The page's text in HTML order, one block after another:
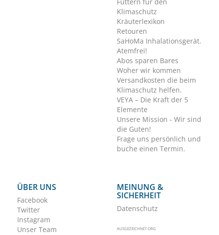
Klimaschutz
Kräuterlexikon
Retouren
SaHoMa Inhalationsgerät.
Atemfrei!
Abos sparen Bares
Woher wir kommen
Versandkosten die beim
Klimaschutz helfen.
VEYA – Die Kraft der 5
Elemente
Unsere Mission - Wir sind
die Guten!
Frage uns persönlich und
buche einen Termin.
ÜBER UNS
Facebook
Twitter
Instagram
Unser Team
MEINUNG &
SICHERHEIT
Datenschutz
AUSGEZEICHNET.ORG